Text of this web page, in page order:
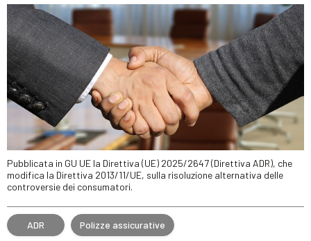
Pubblicata in GU UE la Direttiva (UE) 2025/2647 (Direttiva ADR), che
modifica la Direttiva 2013/11/UE, sulla risoluzione alternativa delle
controversie dei consumatori.
ADR Polizze assicurative